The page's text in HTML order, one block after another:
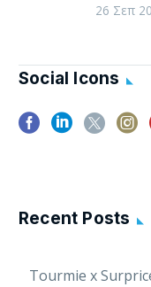
Καλώς
26 Σεπ
Social Icons
Recent Posts
Tourmie x